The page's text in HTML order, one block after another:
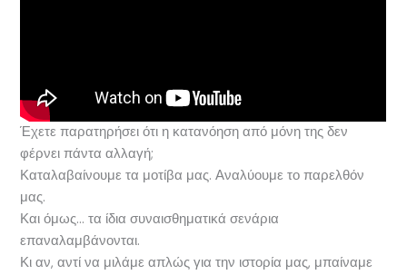
Έχετε παρατηρήσει ότι η κατανόηση από μόνη της δεν
φέρνει πάντα αλλαγή;
Καταλαβαίνουμε τα μοτίβα μας. Αναλύουμε το παρελθόν
μας.
Και όμως… τα ίδια συναισθηματικά σενάρια
επαναλαμβάνονται.
Κι αν, αντί να μιλάμε απλώς για την ιστορία μας, μπαίναμε